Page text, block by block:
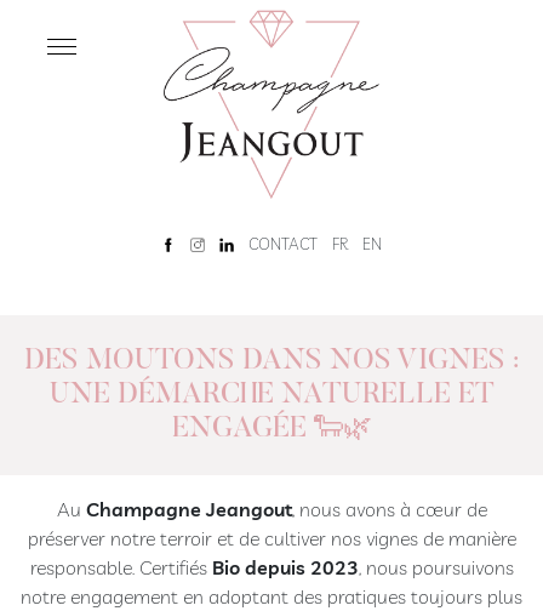
cave
CHAMPAGNES
Notre
Gamme
Brut
CONTACT FR EN
DES MOUTONS DANS NOS VIGNES :
UNE DÉMARCHE NATURELLE ET
ENGAGÉE 🐑🌿
Au Champagne Jeangout, nous avons à cœur de
préserver notre terroir et de cultiver nos vignes de manière
responsable. Certifiés Bio depuis 2023, nous poursuivons
notre engagement en adoptant des pratiques toujours plus